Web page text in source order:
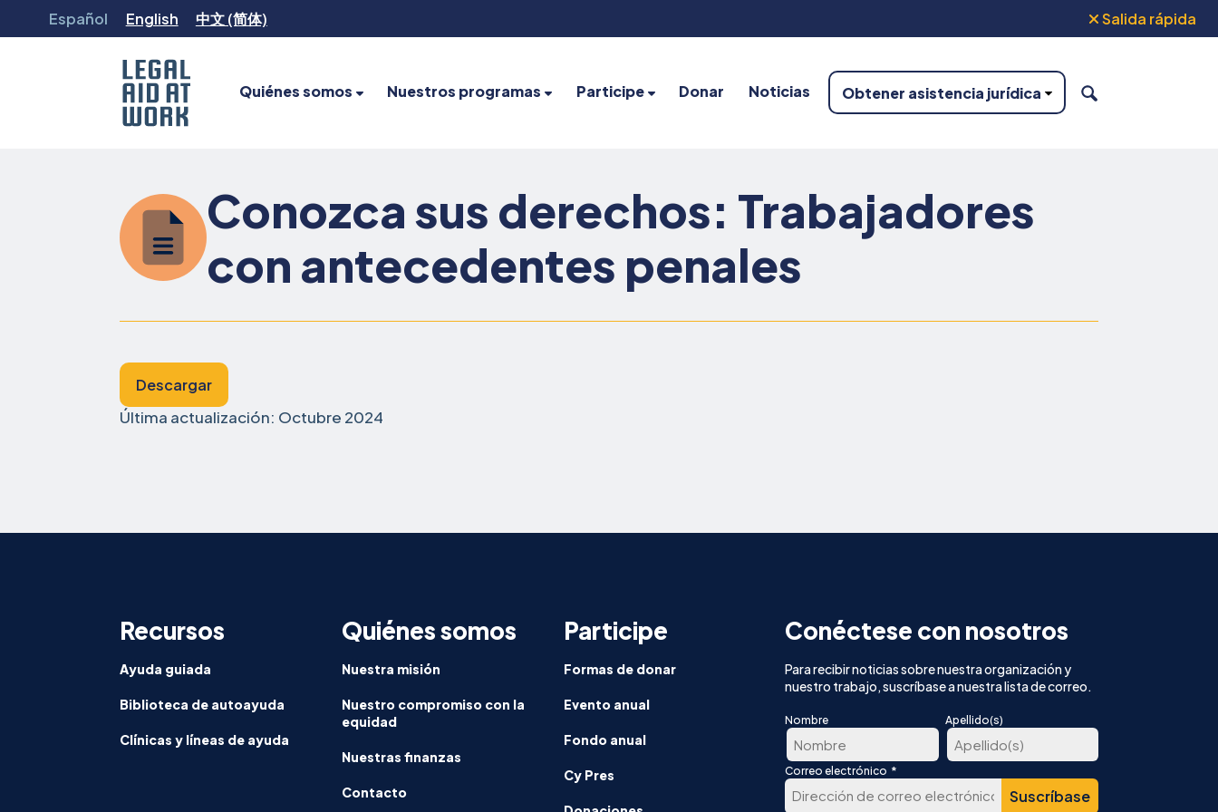
Español English 中文 (简体) Salida rápida
Work
Quiénes somos Nuestros programas Participe Donar Noticias Obtener asistencia jurídica BUSCAR
Conozca sus derechos: Trabajadores
con antecedentes penales
Descargar
Última actualización: Octubre 2024
Recursos
Ayuda guiada
Biblioteca de autoayuda
Clínicas y líneas de ayuda
Quiénes somos
Nuestra misión
Nuestro compromiso con la
equidad
Nuestras finanzas
Contacto
Participe
Formas de donar
Evento anual
Fondo anual
Cy Pres
Conéctese con nosotros
Para recibir noticias sobre nuestra organización y
nuestro trabajo, suscríbase a nuestra lista de correo.
Nombre
En
primer
Apellido(s)
Última
Correo electrónico *